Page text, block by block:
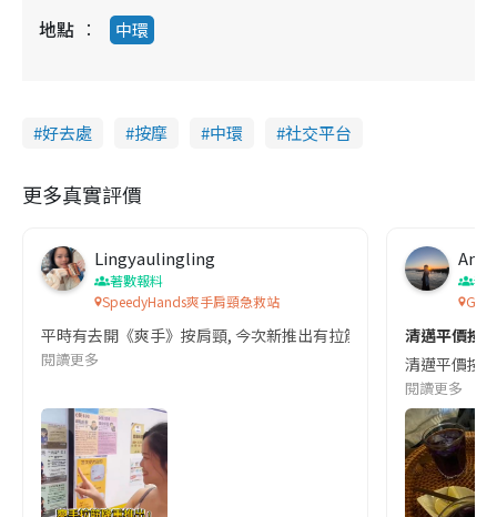
地點 中環
好去處 按摩 中環 社交平台
更多真實評價
Lingyaulingling
著數報料
SpeedyHands爽手肩頸急救站
平時有去開《爽手》按肩頸, 今次新推出有拉筋項目啦! 真正泰式
閱讀更多
Ann
泰
清邁平價按
清邁平價按
閱讀更多